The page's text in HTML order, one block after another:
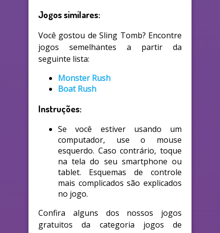
Jogos similares:
Você gostou de Sling Tomb? Encontre
jogos semelhantes a partir da
seguinte lista:
Monster Rush
Boat Rush
Instruções:
Se você estiver usando um
computador, use o mouse
esquerdo. Caso contrário, toque
na tela do seu smartphone ou
tablet. Esquemas de controle
mais complicados são explicados
no jogo.
Confira alguns dos nossos jogos
gratuitos da categoria jogos de